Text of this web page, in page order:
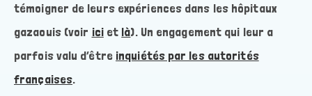
témoigner de leurs expériences dans les hôpitaux
gazaouis (voir iciet là). Un engagement qui leur a
parfois valu d’être inquiétés par les autorités
françaises.